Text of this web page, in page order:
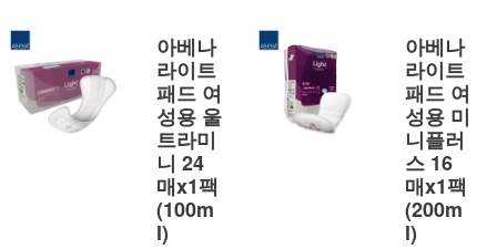
아베나
라이트
패드 여
성용 울
트라미
니 24
매x1팩
(100m
l)
아베나
라이트
패드 여
성용 미
니플러
스 16
매x1팩
(200m
l)